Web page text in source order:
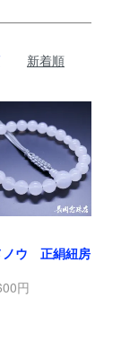
新着順
ノウ 正絹紐房
円